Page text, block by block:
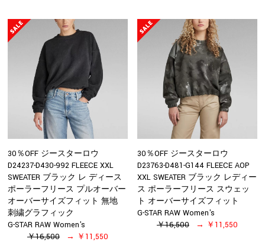
30％OFF ジースターロウ
D24237-D430-992 FLEECE XXL
SWEATER ブラック レ ディース
ポーラーフリース プルオーバー
オーバーサイズフィット 無地
刺繍グラフィック
G-STAR RAW Women's
￥16,500
￥11,550
30％OFF ジースターロウ
D23763-D481-G144 FLEECE AOP
XXL SWEATER ブラック レディー
ス ポーラーフリース スウェッ
ト オーバーサイズフィット
G-STAR RAW Women's
￥16,500
￥11,550